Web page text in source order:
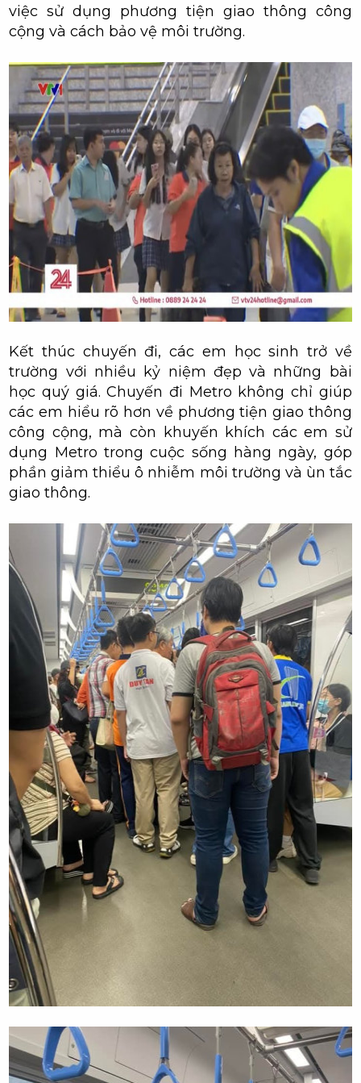
việc sử dụng phương tiện giao thông công
cộng và cách bảo vệ môi trường.
Kết thúc chuyến đi, các em học sinh trở về
trường với nhiều kỷ niệm đẹp và những bài
học quý giá. Chuyến đi Metro không chỉ giúp
các em hiểu rõ hơn về phương tiện giao thông
công cộng, mà còn khuyến khích các em sử
dụng Metro trong cuộc sống hàng ngày, góp
phần giảm thiểu ô nhiễm môi trường và ùn tắc
giao thông.